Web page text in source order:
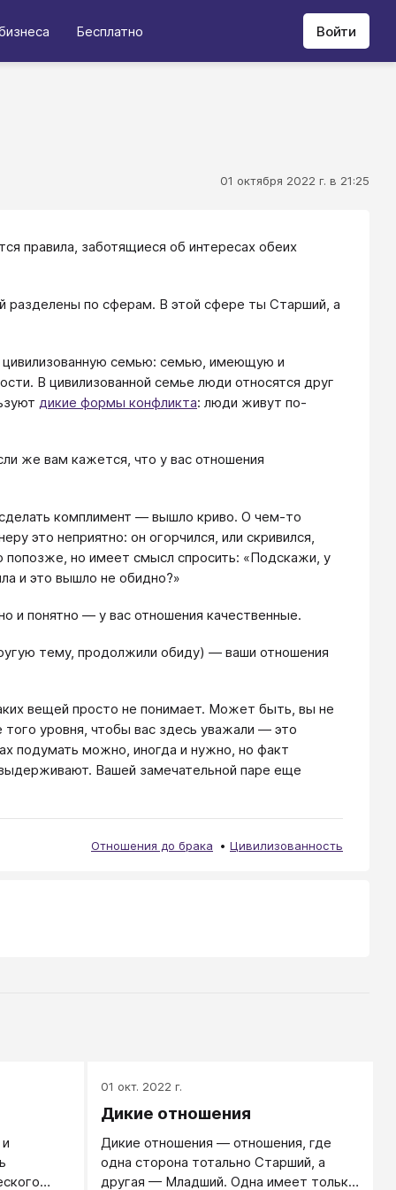
Бесплатно Войти
01 октября 2022 г. в 21:25
правила, заботящиеся об интересах обеих
разделены по сферам. В этой сфере ты Старший, а
цивилизованную семью: семью, имеющую и
В цивилизованной семье люди относятся друг
дикие формы конфликта: люди живут по-
же вам кажется, что у вас отношения
сделать комплимент — вышло криво. О чем-то
это неприятно: он огорчился, или скривился,
попозже, но имеет смысл спросить: «Подскажи, у
и это вышло не обидно?»
и понятно — у вас отношения качественные.
тему, продолжили обиду) — ваши отношения
вещей просто не понимает. Может быть, вы не
уровня, чтобы вас здесь уважали — это
подумать можно, иногда и нужно, но факт
Вашей замечательной паре еще
Отношения до брака Цивилизованность
01 окт. 2022 г.
Дикие отношения
Дикие отношения — отношения, где
одна сторона тотально Старший, а
другая — Младший. Одна имеет только